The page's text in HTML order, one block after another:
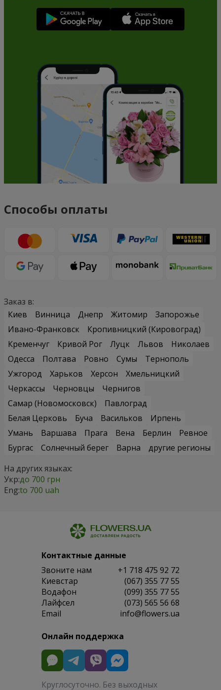
Способы оплаты
Заказ в:
Киев
Винница Днепр Житомир
Запорожье
Ивано-Франковск
Кропивницкий (Кировоград)
Кременчуг
Кривой Рог Луцк Львов
Николаев
Одесса
Полтава Ровно Сумы
Тернополь
Ужгород
Харьков Херсон
Хмельницкий
Черкассы
Черновцы
Чернигов
Самар (Новомосковск)
Павлоград
Белая Церковь
Буча Васильков
Ирпень
Умань
Варшава Прага Вена Берлин
Ревное
Бургас
Солнечный берег Варна
другие регионы
На других языках:
Укр:до 700 грн
Eng:to 700 uah
Контактные данные
Звоните нам
+1 718 475 92 72
Киевстар
(067) 355 77 55
Водафон
(099) 355 77 55
Лайфсел
(073) 565 56 68
Email
info@flowers.ua
Онлайн поддержка
Круглосуточно. Без выходных